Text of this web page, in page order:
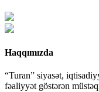
Haqqımızda
“Turan” siyasət,
fəaliyyət göstərən